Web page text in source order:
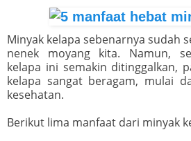
Minyak kelapa sebenarnya sudah
nenek moyang kita. Namun,
kelapa ini semakin ditinggalkan,
kelapa sangat beragam, mulai
kesehatan.
Berikut lima manfaat dari minyak